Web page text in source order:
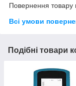
Повернення товару
Всі умови
Подібні товари